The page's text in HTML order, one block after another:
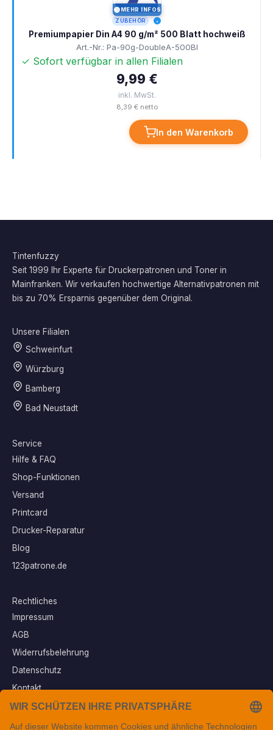
MEHR INFOS
ZUBEHÖR
Premiumpapier Din A4 90 g/m² 500 Blatt hochweiß
Art.-Nr.: Pa-90g-DoubleA-500Bl
✓ Sofort verfügbar in allen Filialen
9,99 €
inkl. MwSt.
8,39 € netto
In den Warenkorb
Tintenfuzzy
Seit 1999 Ihr Experte für Druckerpatronen und Toner in
Mainfranken. Wir verkaufen hochwertige Alternativpatronen mit
bis zu 70% Ersparnis gegenüber dem Original.
Unsere Filialen
Schweinfurt
Würzburg
Bamberg
Bad Neustadt
Service
Hilfe & FAQ
Shop-Funktionen
Versand
Printcard
Drucker-Reparatur
Blog
123patrone.de
Rechtliches
Impressum
AGB
Widerrufsbelehrung
Datenschutz
Kontakt
Vertrag widerrufen